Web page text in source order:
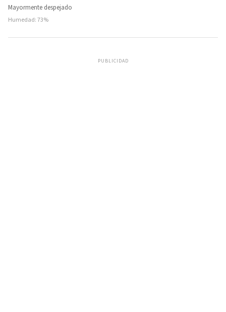
Mayormente despejado
Humedad: 73%
PUBLICIDAD